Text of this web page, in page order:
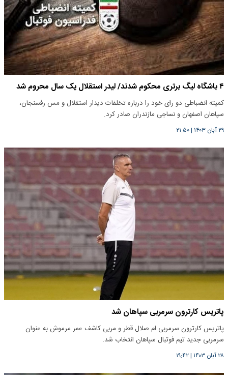
۴ باشگاه لیگ برتری محکوم شدند/ لیدر استقلال یک سال محروم شد
کمیته انضباطی دو رای خود را درباره تخلفات دیدار استقلال و مس رفسنجان،
سپاهان اصفهان و نساجی مازندران صادر کرد.
۲۹ آبان ۱۴۰۳ |۲۱:۵۰
پاتریس کارترون سرمربی سپاهان شد
پاتریس کارترون سرمربی ام صلال قطر و مربی کاشف عمر مرموش به عنوان
سرمربی جدید تیم فوتبال سپاهان انتخاب شد.
۲۸ آبان ۱۴۰۳ |۱۹:۴۲